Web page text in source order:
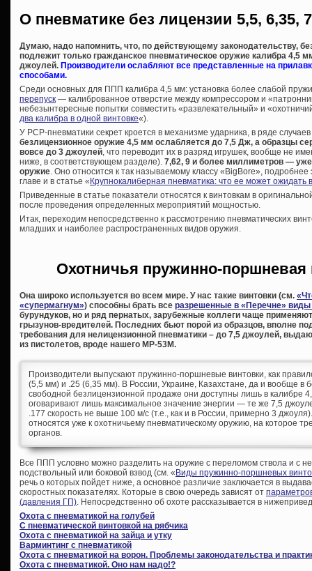
О пневматике без лицензии 5,5, 6,35,
Думаю, надо напомнить, что, по действующему законодательству,
подлежит только гражданское пневматическое оружие калибра 4,5
джоулей. Производители ослабляют все представленные на
способами.
Среди основных для ППП калибра 4,5 мм: установка более слабой
перепуск — калиброванное отверстие между компрессором и
небезынтересные попытки совместить «развлекательный» и
два калибра в одной винтовке«).
У PCP-пневматики секрет кроется в механизме ударника, в ряде
безлицензионное оружие 4,5 мм ослабляется до 7,5 Дж, а образцы
вовсе до 3 джоулей , что переводит их в разряд игрушек, вообще не
ниже, в соответствующем разделе). 7,62, 9 и более миллиметров —
оружие . Оно относится к так называемому классу «BigBore»,
главе и в статье «Крупнокалиберная пневматика: что ее может ожидать
Приведенные в статье показатели относятся к винтовкам в
после проведения определенных мероприятий мощностью.
Итак, переходим непосредственно к рассмотрению пневматических
младших и наиболее распространенных видов оружия.
Охотничья пружинно-
Она широко используется во всем мире. У нас такие винтовки (см.
«супермагнум») способны брать все разрешенные в «Перечне» виды
бурундуков, но и ряд пернатых, зарубежные коллеги чаще
грызунов-вредителей. Последних бьют порой из образцов, вполне
требования для нелицензионной пневматики – до 7,5 джоулей,
из пистолетов, вроде нашего МР-53М.
Производители выпускают пружинно-поршневые винтовки, как
(5,5 мм) и .25 (6,35 мм). В России, Украине, Казахстане, да и вообще в
свободной безлицензионной продаже они доступны лишь в калибре
оговаривают лишь максимальное значение энергии — те же 7,5
.177 скорость не выше 100 м/с (т.е., как и в России, примерно 3
относятся уже к охотничьему пневматическому оружию, на которое
органов.
Все ППП условно можно разделить на оружие с переломом ствола и с
подствольный или боковой взвод (см. « Виды пружинно-поршневых
речь о которых пойдет ниже, а основное различие заключается в
скоростных показателях. Которые в свою очередь зависят от
(давления ГП). Непосредственно об охоте рассказывается в
Охота с пневматикой на голубей
С пневматической винтовкой на рябчика
Охота с пневматикой на зайца и утку
Варминтинг с пневматикой
Охота с пневматикой на ворон. Проблемы законодательства и
Охота с пневматикой. Оно нам надо!?